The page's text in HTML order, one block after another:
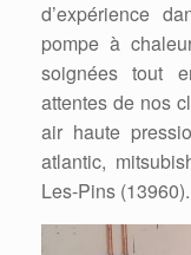
d’expérience
pompe à
soignées tout
attentes de nos
air haute
atlantic,
Les-Pins (13960).